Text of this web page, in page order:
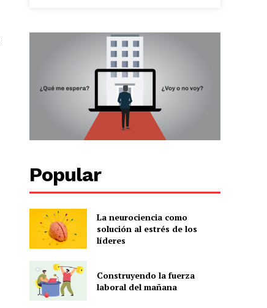
Popular
La neurociencia como
solución al estrés de los
líderes
Construyendo la fuerza
laboral del mañana